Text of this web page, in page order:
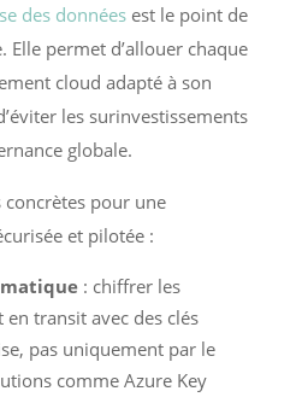
des donnéesest le point de
permet d’allouer chaque
cloud adapté à son
les surinvestissements
globale.
pour une
et pilotée :
: chiffrer les
transit avec des clés
pas uniquement par le
comme Azure Key